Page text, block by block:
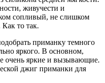
живучести и
сопливый, не слишком
то так.
приманку темного
яркого. В основном,
очень яркие и вызывающие.
джиг приманки для